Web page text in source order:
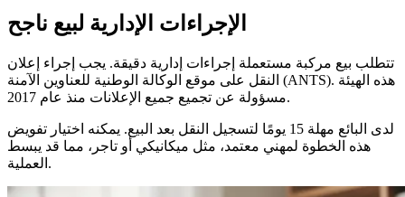
الإجراءات الإدارية لبيع ناجح
تتطلب بيع مركبة مستعملة إجراءات إدارية دقيقة. يجب إجراء إعلان
النقل على موقع الوكالة الوطنية للعناوين الآمنة (ANTS). هذه الهيئة
مسؤولة عن تجميع جميع الإعلانات منذ عام 2017.
لدى البائع مهلة 15 يومًا لتسجيل النقل بعد البيع. يمكنه اختيار تفويض
هذه الخطوة لمهني معتمد، مثل ميكانيكي أو تاجر، مما قد يبسط
العملية.